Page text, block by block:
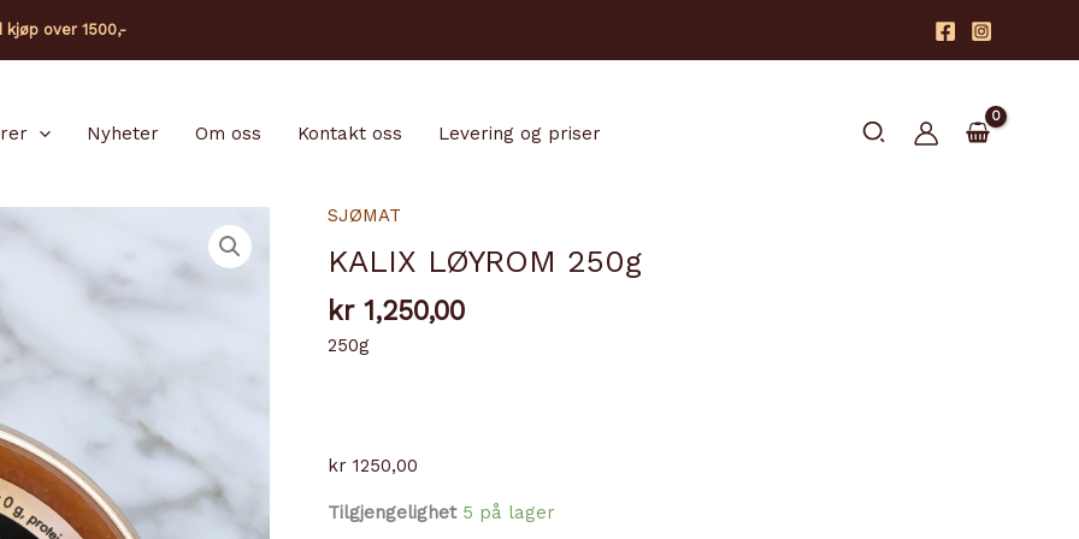
over 1500,-
Nyheter Om oss Kontakt oss Levering og priser Søk
SJØMAT
KALIX LØYROM 250g
kr1,250,00
250g
kr 1250,00
Tilgjengelighet 5 på lager